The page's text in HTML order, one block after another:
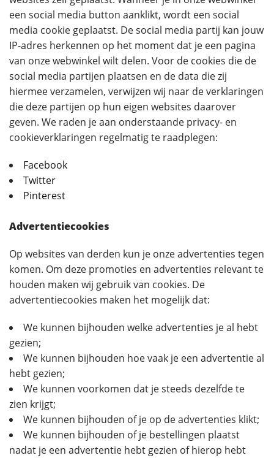
een social media button aanklikt, wordt een social
media cookie geplaatst. De social media partij kan jouw
IP-adres herkennen op het moment dat je een pagina
van onze webwinkel wilt delen. Voor de cookies die de
social media partijen plaatsen en de data die zij
hiermee verzamelen, verwijzen wij naar de verklaringen
die deze partijen op hun eigen websites daarover
geven. We raden je aan onderstaande privacy- en
cookieverklaringen regelmatig te raadplegen:
Facebook
Twitter
Pinterest
Advertentiecookies
Op websites van derden kun je onze advertenties tegen
komen. Om deze promoties en advertenties relevant te
houden maken wij gebruik van cookies. De
advertentiecookies maken het mogelijk dat:
We kunnen bijhouden welke advertenties je al hebt
gezien;
We kunnen bijhouden hoe vaak je een advertentie al
hebt gezien;
We kunnen voorkomen dat je steeds dezelfde te
zien krijgt;
We kunnen bijhouden of je op de advertenties klikt;
We kunnen bijhouden of je bestellingen plaatst
nadat je een advertentie hebt gezien of hierop hebt